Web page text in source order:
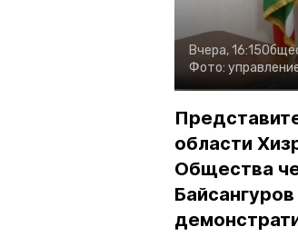
Вчера, 16:15
Фото:
области
Общества